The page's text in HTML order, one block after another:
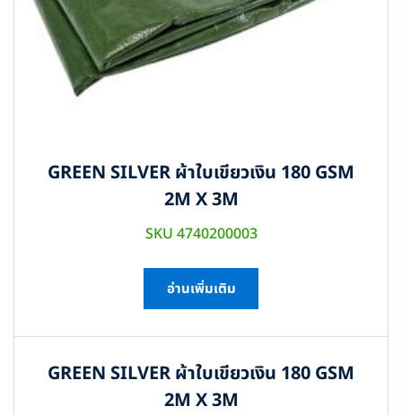
GREEN SILVER ผ้าใบเขียวเงิน 180 GSM
2M X 3M
SKU 4740200003
อ่านเพิ่มเติม
GREEN SILVER ผ้าใบเขียวเงิน 180 GSM
2M X 3M